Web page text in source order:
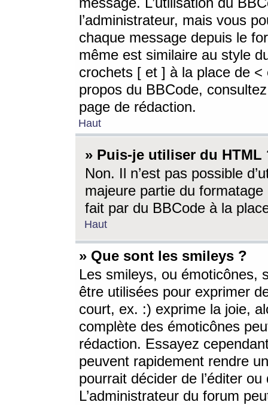
l’administrateur, mais vous
chaque message depuis le
même est similaire au style
crochets [ et ] à la place de <
propos du BBCode,
page de rédaction.
Haut
» Puis-je utiliser du HTML
Non. Il n’est pas possible
majeure partie du
fait par du BBCode à la
Haut
» Que sont les smileys ?
Les smileys, ou émoticônes,
être utilisées pour exprimer
court, ex. :) exprime la joie,
complète des émoticônes
rédaction. Essayez
peuvent rapidement rendre
pourrait décider de l’éditer
L’administrateur du forum